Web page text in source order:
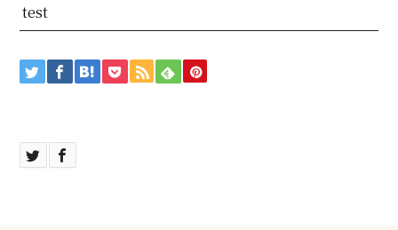
test